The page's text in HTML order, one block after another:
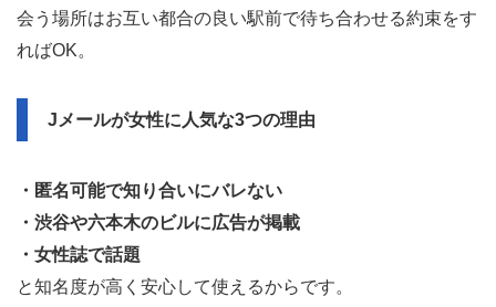
会う場所はお互い都合の良い駅前で待ち合わせる約束をす
ればOK。
Jメールが女性に人気な3つの理由
・匿名可能で知り合いにバレない
・渋谷や六本木のビルに広告が掲載
・女性誌で話題
と知名度が高く安心して使えるからです。